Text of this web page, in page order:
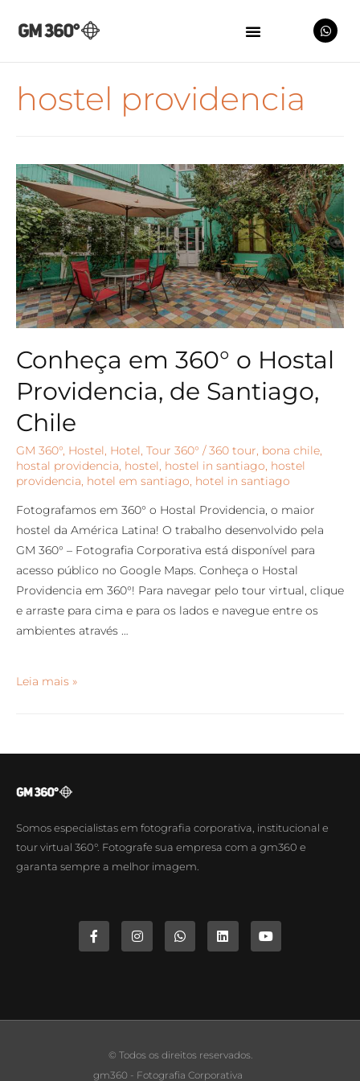
hostel providencia
Conheça em 360° o Hostal
Providencia, de Santiago,
Chile
GM 360°, Hostel, Hotel, Tour 360° /360 tour, bona chile,
hostal providencia, hostel, hostel in santiago, hostel
providencia, hotel em santiago, hotel in santiago
Fotografamos em 360° o Hostal Providencia, o maior
hostel da América Latina! O trabalho desenvolvido pela
GM 360° – Fotografia Corporativa está disponível para
acesso público no Google Maps. Conheça o Hostal
Providencia em 360°! Para navegar pelo tour virtual, clique
e arraste para cima e para os lados e navegue entre os
ambientes através …
Leia mais »
Somos especialistas em fotografia corporativa, institucional e
tour virtual 360°. Fotografe sua empresa com a gm360 e
garanta sempre a melhor imagem.
© Todos os direitos reservados.
gm360 - Fotografia Corporativa